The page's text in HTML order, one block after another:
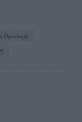
Ογκολογία